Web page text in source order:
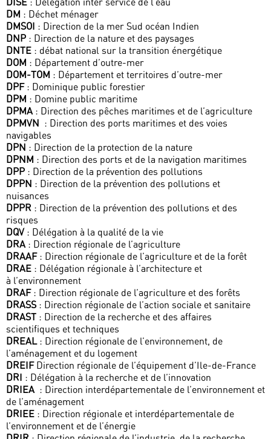
DM : Déchet ménager
DMSOI : Direction de la mer Sud océan Indien
DNP : Direction de la nature et des paysages
DNTE : débat national sur la transition énergétique
DOM : Département d’outre-mer
DOM-TOM : Département et territoires d’outre-mer
DPF: Dominique public forestier
DPM : Domine public maritime
DPMA: Direction des pêches maritimes et de l’agriculture
DPMVN : Direction des ports maritimes et des voies
navigables
DPN : Direction de la protection de la nature
DPNM : Direction des ports et de la navigation maritimes
DPP : Direction de la prévention des pollutions
DPPN : Direction de la prévention des pollutions et
nuisances
DPPR : Direction de la prévention des pollutions et des
risques
DQV: Délégation à la qualité de la vie
DRA: Direction régionale de l’agriculture
DRAAF: Direction régionale de l’agriculture et de la forêt
DRAE : Délégation régionale à l’architecture et
à l’environnement
DRAF: Direction régionale de l’agriculture et des forêts
DRASS: Direction régionale de l’action sociale et sanitaire
DRAST : Direction de la recherche et des affaires
scientifiques et techniques
DREAL: Direction régionale de l’environnement, de
l’aménagement et du logement
DREIF Direction régionale de l’équipement d’Ile-de-France
DRI : Délégation à la recherche et de l’innovation
DRIEA : Direction interdépartementale de l’environnement et
de l’aménagement
DRIEE : Direction régionale et interdépartementale de
l’environnement et de l’énergie